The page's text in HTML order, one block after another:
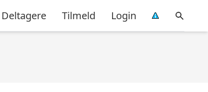
Deltagere Tilmeld Login